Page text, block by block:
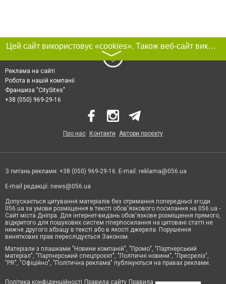
Цей сайт використовує «cookies». Також веб-сайт використовує інтернет-сервіс для збору технічних даних стосовно відвідувачів з метою отримання маркетингової та статистичної інформації. Умови обробки даних відвідувачів сайту див.
〉
Реклама на сайті
Робота в нашій компанії
Франшиза "CitySites"
+38 (050) 969-29-16
Про нас Контакти Автори проєкту
З питань реклами: +38 (050) 969-29-16. E-mail: reklama@056.ua
E-mail редакції: news@056.ua
Допускається цитування матеріалів без отримання попередньої згоди
056.ua за умови розміщення в тексті обов'язкового посилання на 056.ua -
Сайт міста Дніпра. Для інтернет-видань обов'язкове розміщення прямого,
відкритого для пошукових систем гіперпосилання на цитовані статті не
нижче другого абзацу в тексті або в якості джерела. Порушення
виняткових прав переслідується Законом.
Матеріали з плашками "Новини компаній", "Промо", "Партнерський
матеріал", "Партнерський спецпроєкт", "Політичні новини", "Пресреліз",
"PR", "Офіційно", "Політична реклама" публікуються на правах реклами.
Політика конфіденційності Правила сайту Правила